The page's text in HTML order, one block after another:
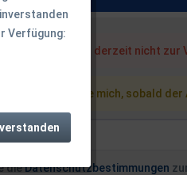
Artikel steht derzeit nicht zur
Sie mich, sobald
dieDatenschutzbestimmungen
Verfügung: